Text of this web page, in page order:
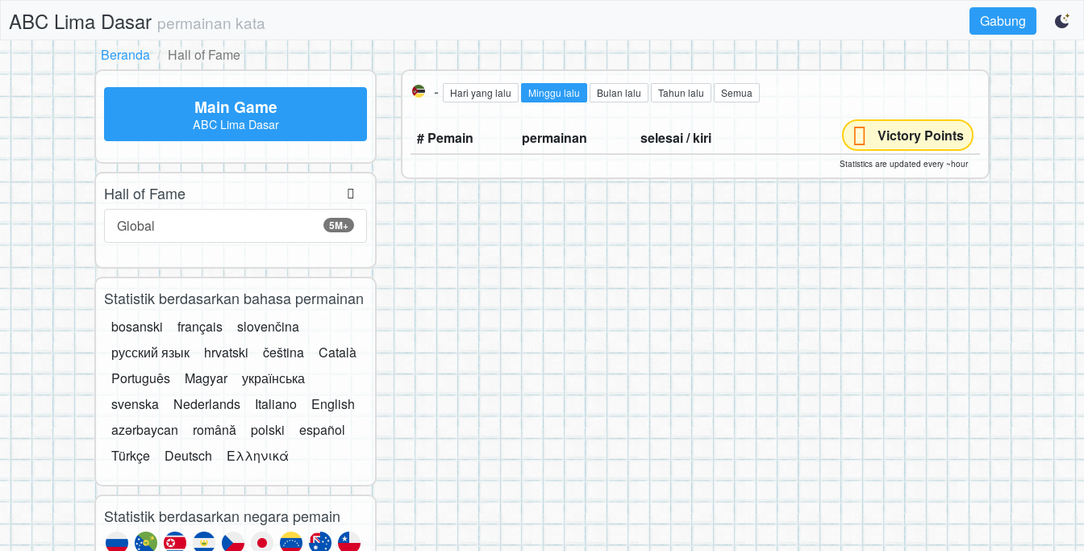
ABC Lima Dasar permainan kata
Gabung
Beranda
Hall of Fame
- Hari yang lalu Minggu lalu Bulan lalu Tahun lalu Semua
# Pemain permainan selesai / kiri Victory Points
Statistics are updated every ~hour
Main Game
ABC Lima Dasar
Hall of Fame
5M+
Global
Statistik berdasarkan bahasa permainan
bosanski français
slovenčina
русский язык
hrvatski čeština
Català
Português
Magyar
українська
svenska
Nederlands Italiano
English
azərbaycan
română polski
español
Türkçe
Deutsch Ελληνικά
Statistik berdasarkan negara pemain